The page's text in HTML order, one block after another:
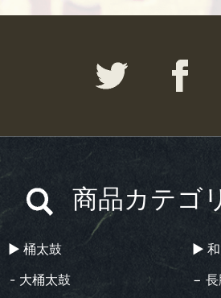
商品カテゴ
▶︎ 桶太鼓
- 大桶太鼓
▶︎
− 長